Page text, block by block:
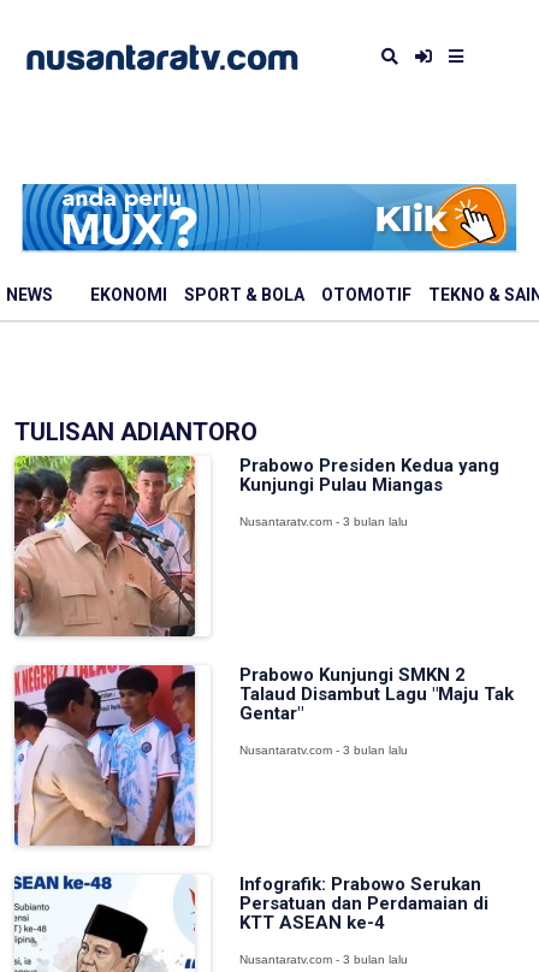
NEWS EKONOMI SPORT & BOLA OTOMOTIF TEKNO &
TULISAN ADIANTORO
Prabowo Presiden Kedua yang
Kunjungi Pulau Miangas
Nusantaratv.com - 3 bulan lalu
Prabowo Kunjungi SMKN 2
Talaud Disambut Lagu "Maju Tak
Gentar"
Nusantaratv.com - 3 bulan lalu
Infografik: Prabowo Serukan
Persatuan dan Perdamaian di
KTT ASEAN ke-4
Nusantaratv.com - 3 bulan lalu